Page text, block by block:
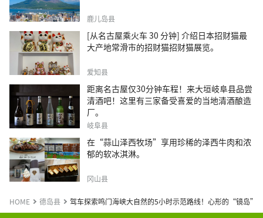
鹿儿岛县
[从名古屋乘火车 30 分钟] 介绍日本招财猫最
大产地常滑市的招财猫招财猫展览。
爱知县
距离名古屋仅30分钟车程！来大垣岐阜县品尝
清酒吧！这里有三家备受喜爱的当地清酒酿造
厂。
岐阜县
在“蒜山泽西牧场”享用珍稀的泽西牛肉和浓
郁的软冰淇淋。
冈山县
HOME 德岛县 驾车探索鸣门海峡大自然的5小时示范路线！心形的“镜岛”